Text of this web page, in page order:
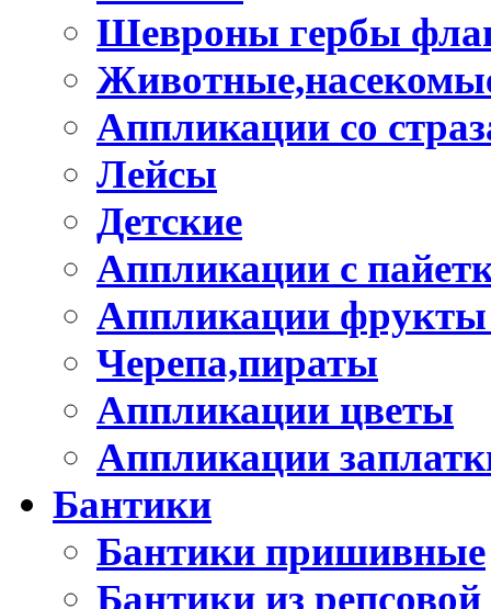
Шевроны гербы
Аппликации со
Лейсы
Детские
Аппликации с
Аппликации
Черепа,пираты
Аппликации цветы
Аппликации
Бантики
Бантики пришивные
Бантики из